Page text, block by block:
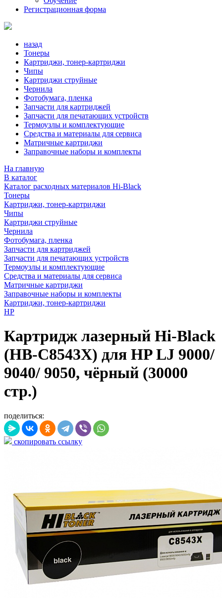
Регистрационная форма
назад
Тонеры
Картриджи, тонер-картриджи
Чипы
Картриджи струйные
Чернила
Фотобумага, пленка
Запчасти для картриджей
Запчасти для печатающих устройств
Термоузлы и комплектующие
Средства и материалы для сервиса
Матричные картриджи
Заправочные наборы и комплекты
На главную
В каталог
Каталог расходных материалов Hi-Black
Тонеры
Картриджи, тонер-картриджи
Чипы
Картриджи струйные
Чернила
Фотобумага, пленка
Запчасти для картриджей
Запчасти для печатающих устройств
Термоузлы и комплектующие
Средства и материалы для сервиса
Матричные картриджи
Заправочные наборы и комплекты
Картриджи, тонер-картриджи
HP
Картридж лазерный Hi-Black
(HB-C8543X) для HP LJ 9000/
9040/ 9050, чёрный (30000
стр.)
поделиться:
скопировать ссылку